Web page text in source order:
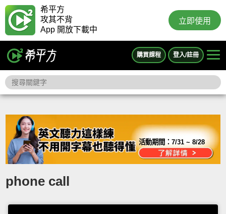
希平方
攻其不背
App 開放下載中
立即使用
購買課程 登入/註冊
活動期間：7/31 ~ 8/28
phone call